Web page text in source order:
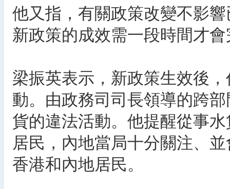
他又指，有關政策改變不影
新政策的成效需一段時間才
梁振英表示，新政策生效後
動。由政務司司長領導的跨
貨的違法活動。他提醒從事
居民，內地當局十分關注、
香港和內地居民。